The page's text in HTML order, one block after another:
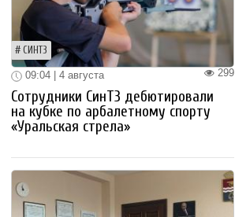
СИНТЗ
299
09:04 | 4 августа
Сотрудники СинТЗ дебютировали
на кубке по арбалетному спорту
«Уральская стрела»